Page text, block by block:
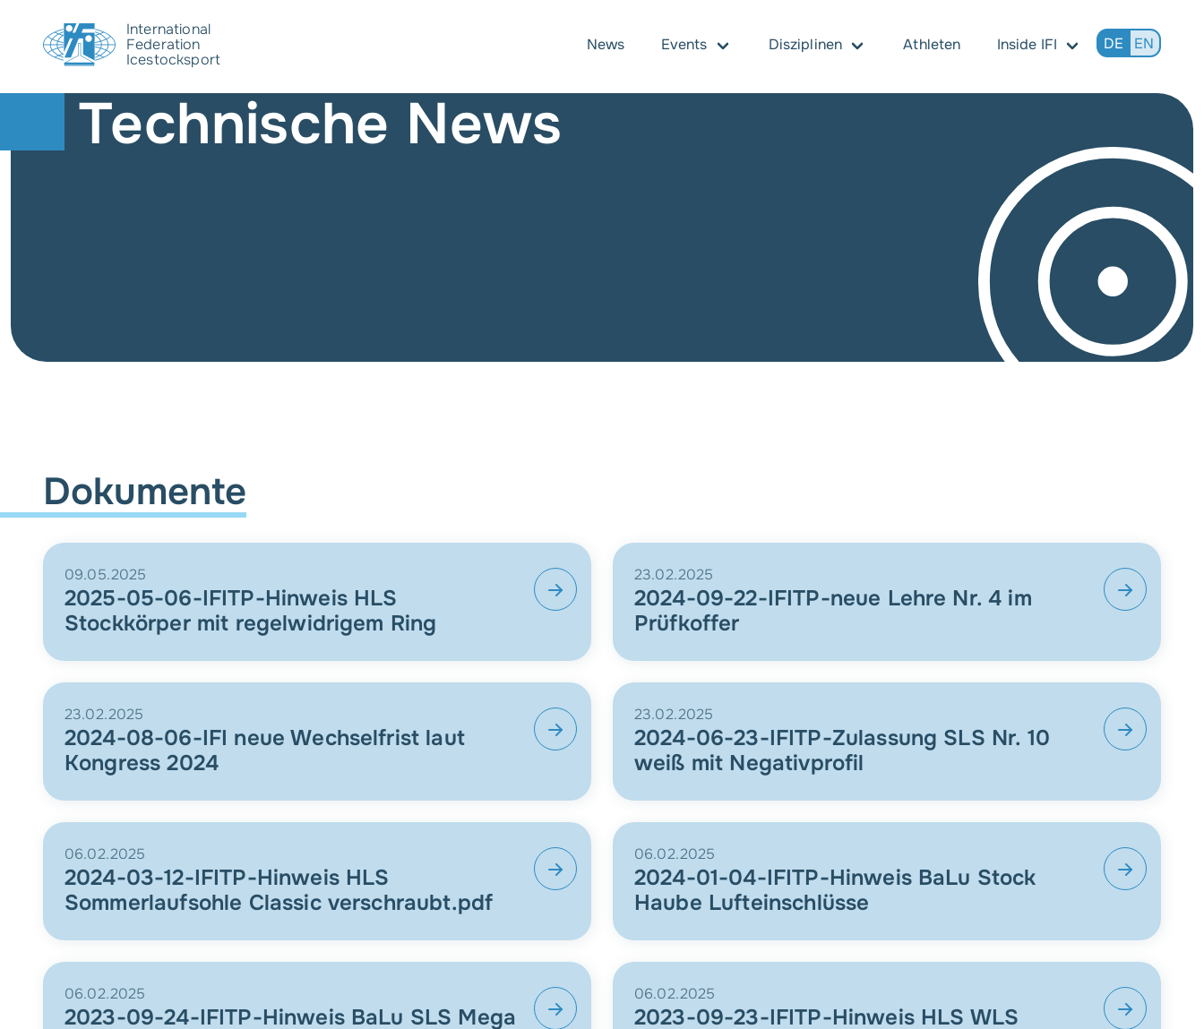
International
Federation
Icestocksport
News Events Disziplinen Athleten Inside IFI DE EN
Technische News
Dokumente
09.05.2025
2025-05-06-IFITP-Hinweis HLS
Stockkörper mit regelwidrigem Ring
23.02.2025
2024-09-22-IFITP-neue Lehre Nr. 4 im
Prüfkoffer
23.02.2025
2024-08-06-IFI neue Wechselfrist laut
Kongress 2024
23.02.2025
2024-06-23-IFITP-Zulassung SLS Nr. 10
weiß mit Negativprofil
06.02.2025
2024-03-12-IFITP-Hinweis HLS
Sommerlaufsohle Classic verschraubt.pdf
06.02.2025
2024-01-04-IFITP-Hinweis BaLu Stock
Haube Lufteinschlüsse
06.02.2025
2023-09-24-IFITP-Hinweis BaLu SLS Mega
06.02.2025
2023-09-23-IFITP-Hinweis HLS WLS